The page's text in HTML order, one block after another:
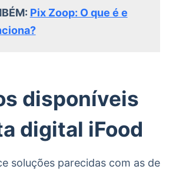
Pix Zoop: O que é e
disponíveis
digital iFood
soluções parecidas com as de